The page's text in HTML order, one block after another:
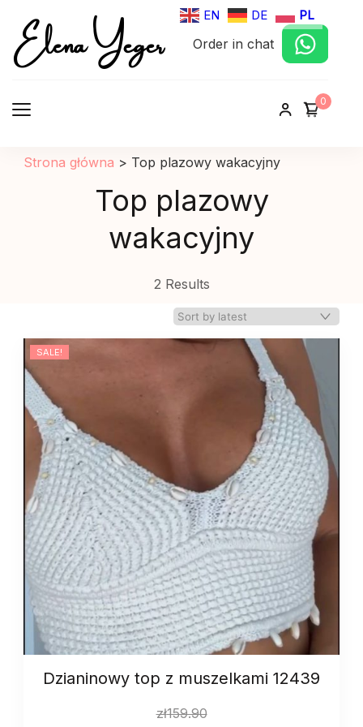
EN DE PL
Elena Yeger
Sklep internetowy odziez damska
Order in chat
0
Strona główna > Top plazowy wakacyjny
Top plazowy
wakacyjny
2 Results
SALE!
Dzianinowy top z muszelkami 12439
zł159.90